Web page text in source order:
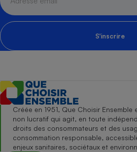
S'inscrire
Créée en 1951, Que Choisir
non lucratif qui agit, en toute
droits des consommateurs et des
consommation responsable,
enjeux sanitaires, sociétaux et